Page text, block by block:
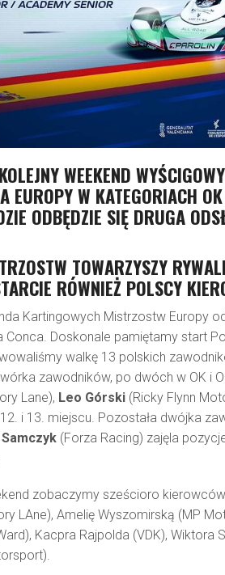
WEEKEND
EUROPY W KATEGORIACH
ODBĘDZIE SIĘ DRUGA
TOWARZYSZY
RÓWNIEŻ POLSCY
Kartingowych Mistrzostw Europy
Conca. Doskonale pamiętamy start
walkę 13 polskich
zawodników, po dwóch w OK i
Lane), Leo Górski (Ricky Flynn
i 13. miejscu. Pozostała dwójka
(Forza Racing) zajęla
zobaczymy sześcioro
LAne), Amelię Wyszomirską (MP
Kacpra Rajpolda (VDK), Wiktora